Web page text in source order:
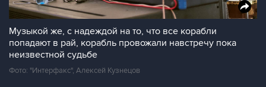
Музыкой же, с надеждой на то, что все корабли
попадают в рай, корабль провожали навстречу пока
неизвестной судьбе
Фото: "Интерфакс", Алексей Кузнецов